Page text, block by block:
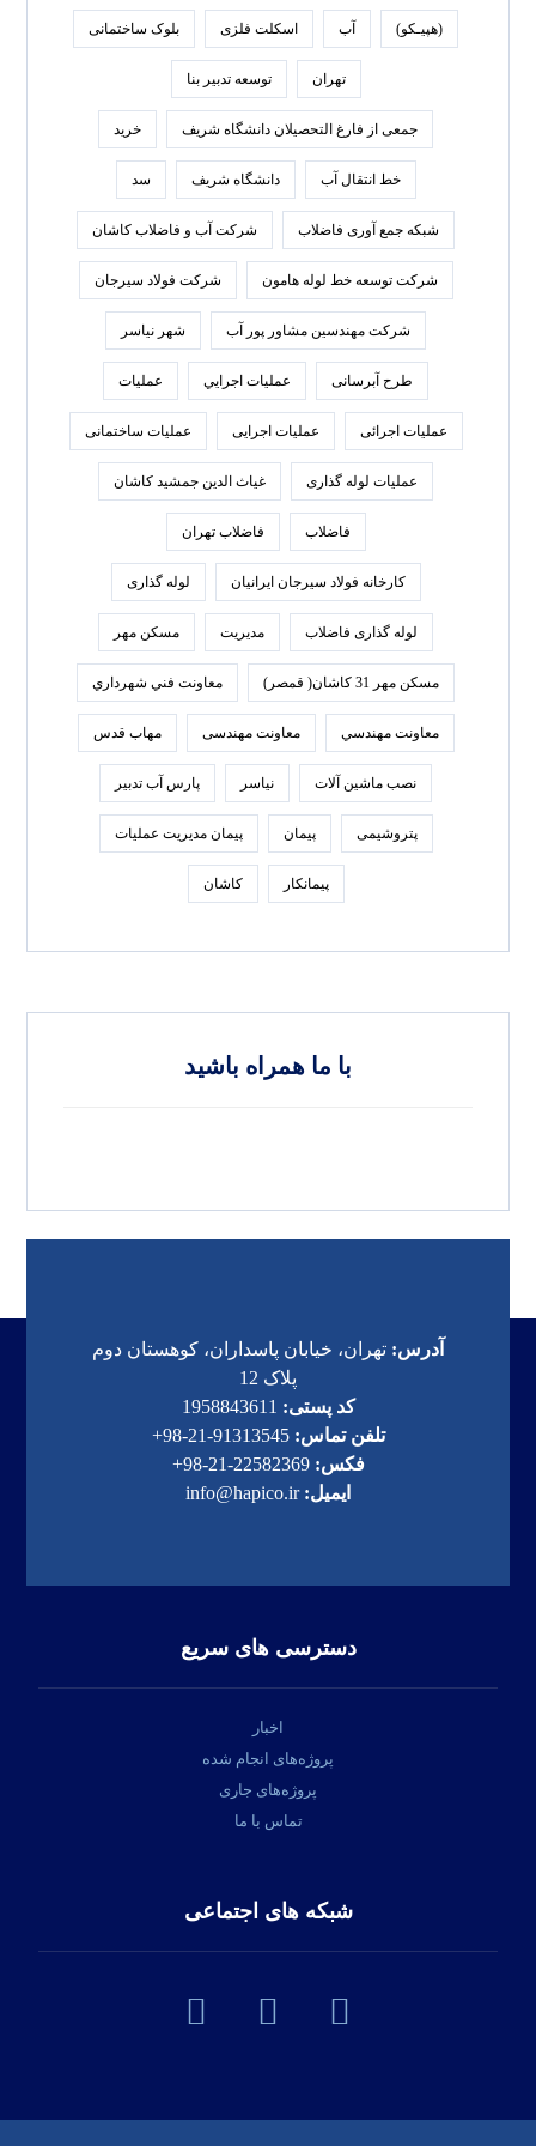
(هپیـکو) آب اسکلت فلزی بلوک ساختمانی
تهران توسعه تدبير بنا
جمعی از فارغ التحصیلان دانشگاه شریف خرید
خط انتقال آب دانشگاه شریف سد
شبکه جمع آوری فاضلاب شرکت آب و فاضلاب کاشان
شرکت توسعه خط لوله هامون شرکت فولاد سيرجان
شرکت مهندسین مشاور پور آب شهر نیاسر
طرح آبرسانی عمليات اجرايي عملیات
عملیات اجرائی عملیات اجرایی عملیات ساختمانی
عملیات لوله گذاری غیاث الدین جمشید کاشان
فاضلاب فاضلاب تهران
كارخانه فولاد سيرجان ايرانيان لوله گذاری
لوله گذاری فاضلاب مدیریت مسکن مهر
مسکن مهر 31 کاشان( قمصر) معاونت فني شهرداري
معاونت مهندسي معاونت مهندسی مهاب قدس
نصب ماشین آلات نیاسر پارس‌ آب تدبير
پتروشیمی پیمان پیمان مدیریت عملیات
پیمانکار کاشان
با ما همراه باشید
آدرس: تهران، خیابان پاسداران، کوهستان دوم
پلاک 12
کد پستی:
تلفن تماس: 91313545-21-98+
فکس: 22582369-21-98+
ایمیل: info@hapico.ir
دسترسی های سریع
اخبار
پروژه‌های انجام شده
پروژه‌های جاری
تماس با ما
شبکه های اجتماعی